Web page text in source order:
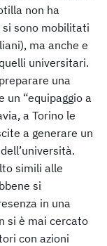
non ha
sono mobilitati
ma anche e
universitari.
una
un “equipaggio a
a Torino le
a generare un
simili alle
si
in una
si è mai cercato
con azioni